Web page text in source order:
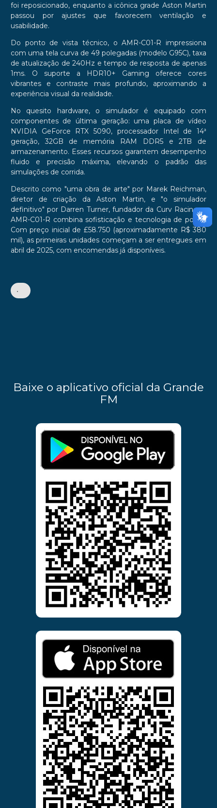
foi reposicionado, enquanto a icônica grade Aston Martin
passou por ajustes que favorecem ventilação e
usabilidade.
Do ponto de vista técnico, o AMR-C01-R impressiona
com uma tela curva de 49 polegadas (modelo G95C), taxa
de atualização de 240Hz e tempo de resposta de apenas
1ms. O suporte a HDR10+ Gaming oferece cores
vibrantes e contraste mais profundo, aproximando a
experiência visual da realidade.
No quesito hardware, o simulador é equipado com
componentes de última geração: uma placa de vídeo
NVIDIA GeForce RTX 5090, processador Intel de 14ª
geração, 32GB de memória RAM DDR5 e 2TB de
armazenamento. Esses recursos garantem desempenho
fluido e precisão máxima, elevando o padrão das
simulações de corrida.
Descrito como "uma obra de arte" por Marek Reichman,
diretor de criação da Aston Martin, e "o simulador
definitivo" por Darren Turner, fundador da Curv Racing, o
AMR-C01-R combina sofisticação e tecnologia de ponta.
Com preço inicial de £58.750 (aproximadamente R$ 380
mil), as primeiras unidades começam a ser entregues em
abril de 2025, com encomendas já disponíveis.
•
Baixe o aplicativo oficial da Grande
FM